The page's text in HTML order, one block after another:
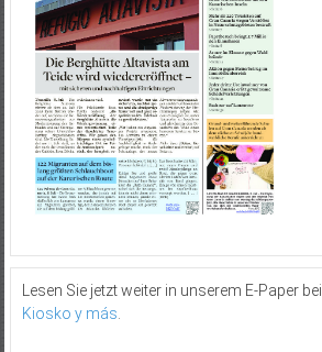
Lesen Sie jetzt weiter in unserem E-Paper bei
Kiosko y más.